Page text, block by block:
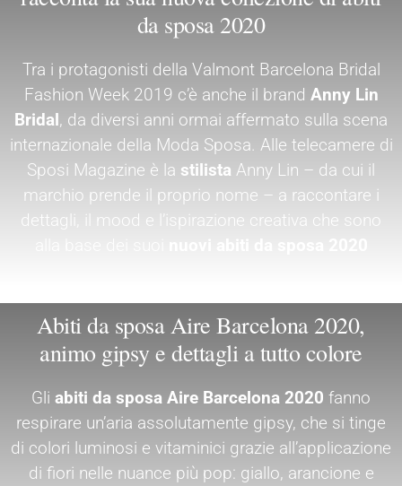
da sposa 2020
Tra i protagonisti della Valmont Barcelona Bridal
Fashion Week 2019 c’è anche il brand Anny Lin
Bridal, da diversi anni ormai affermato sulla scena
internazionale della Moda Sposa. Alle telecamere di
Sposi Magazine è la stilista Anny Lin – da cui il
marchio prende il proprio nome – a raccontare i
dettagli, il mood e l’ispirazione creativa che sono
Abiti da sposa Aire Barcelona 2020,
animo gipsy e dettagli a tutto colore
Gli abiti da sposa Aire Barcelona 2020 fanno
respirare un’aria assolutamente gipsy, che si tinge
di colori luminosi e vitaminici grazie all’applicazione
di fiori nelle nuance più pop: giallo, arancione e